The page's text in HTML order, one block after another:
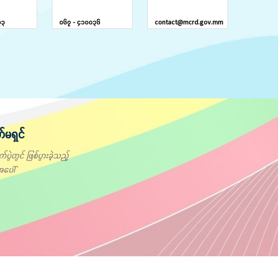
၀၆၇ - ၄၁၀၀၃၆ contact@mcrd.gov.mm
မရှင်
ပွဲတွင် ဖြစ်ပွားခဲ့သည့်
ေါ်